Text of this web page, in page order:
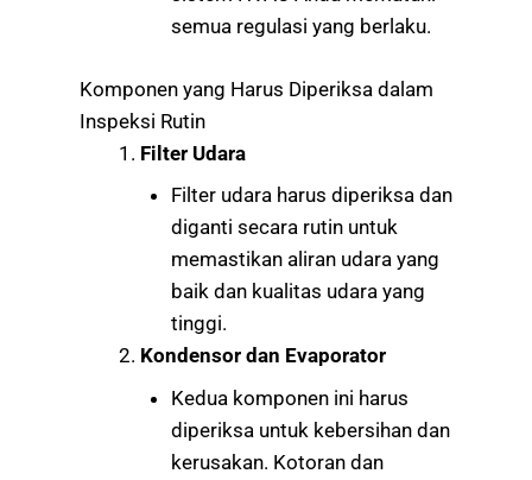
semua regulasi yang berlaku.
Komponen yang Harus Diperiksa dalam
Inspeksi Rutin
Filter Udara
Filter udara harus diperiksa dan
diganti secara rutin untuk
memastikan aliran udara yang
baik dan kualitas udara yang
tinggi.
Kondensor dan Evaporator
Kedua komponen ini harus
diperiksa untuk kebersihan dan
kerusakan. Kotoran dan